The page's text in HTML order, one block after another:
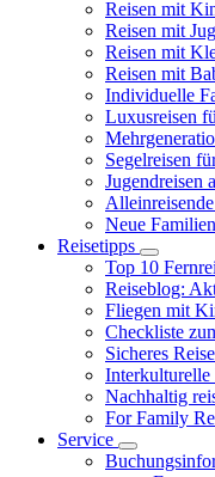
Reisen mit
Reisen mit
Reisen mit
Reisen mit
Individuelle
Luxusreisen
Segelreisen
Jugendreisen
Neue
Reisetipps
Top 10
Reiseblog:
Fliegen mit
Checkliste
Sicheres
Interkulturelle
Nachhaltig
For Family
Service